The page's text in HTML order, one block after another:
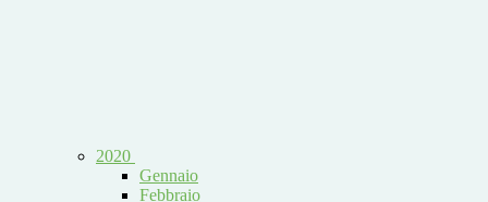
2020
Gennaio
Febbraio